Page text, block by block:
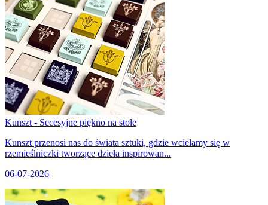
Kunszt - Secesyjne piękno na stole
Kunszt przenosi nas do świata sztuki, gdzie wcielamy się w
rzemieślniczki tworzące dzieła inspirowan...
06-07-2026